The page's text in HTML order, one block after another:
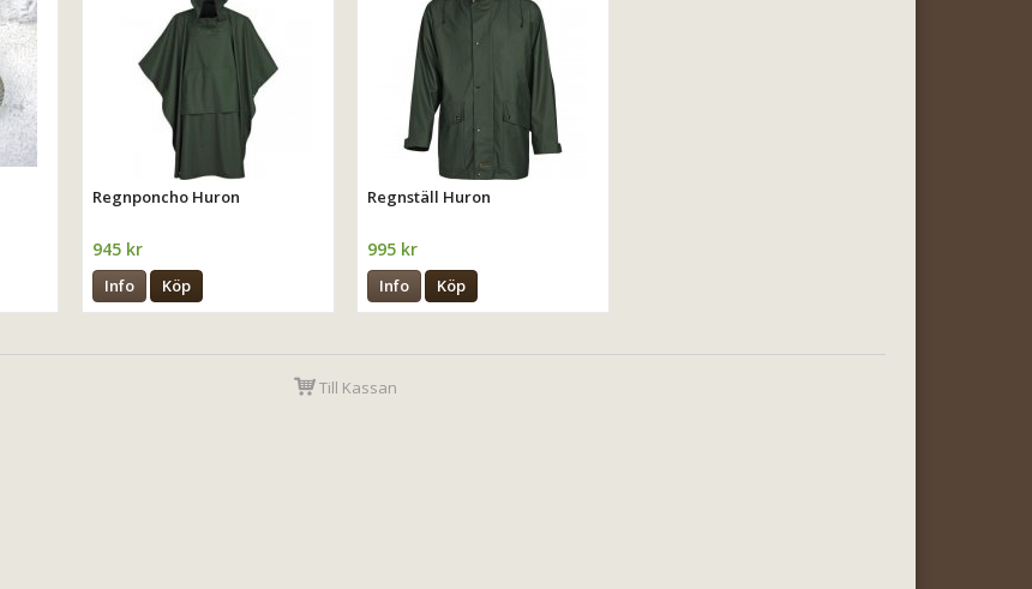
Regnponcho Huron
945 kr
Info Köp
Regnställ Huron
995 kr
Info Köp
Till Kassan